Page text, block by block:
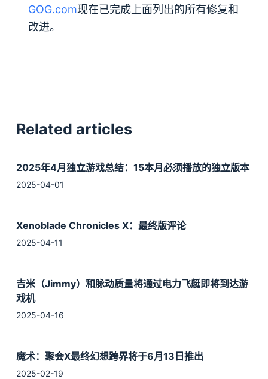
GOG.com现在已完成上面列出的所有修复和
改进。
Related articles
2025年4月独立游戏总结：15本月必须播放的独立版本
2025-04-01
Xenoblade Chronicles X：最终版评论
2025-04-11
吉米（Jimmy）和脉动质量将通过电力飞艇即将到达游
戏机
2025-04-16
魔术：聚会X最终幻想跨界将于6月13日推出
2025-02-19